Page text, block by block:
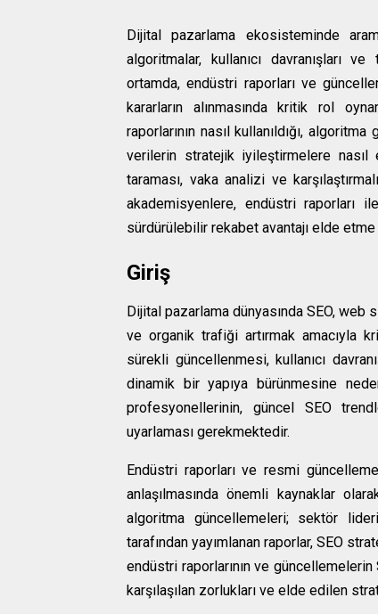
Dijital pazarlama ekosisteminde
algoritmalar, kullanıcı davranışları
ortamda, endüstri raporları ve
kararların alınmasında kritik rol
raporlarının nasıl kullanıldığı,
verilerin stratejik iyileştirmelere nasıl
taraması, vaka analizi ve
akademisyenlere, endüstri raporları
sürdürülebilir rekabet avantajı elde etme
Giriş
Dijital pazarlama dünyasında SEO, web
ve organik trafiği artırmak amacıyla
sürekli güncellenmesi, kullanıcı
dinamik bir yapıya bürünmesine
profesyonellerinin, güncel SEO
uyarlaması gerekmektedir.
Endüstri raporları ve resmi
anlaşılmasında önemli kaynaklar
algoritma güncellemeleri; sektör
tarafından yayımlanan raporlar, SEO
endüstri raporlarının ve
karşılaşılan zorlukları ve elde edilen